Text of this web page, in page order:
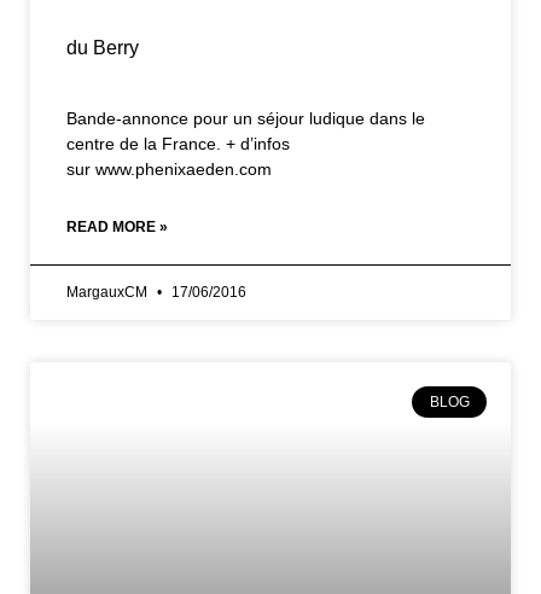
du Berry
Bande-annonce pour un séjour ludique dans le
centre de la France. + d’infos
sur www.phenixaeden.com
READ MORE »
MargauxCM 17/06/2016
BLOG